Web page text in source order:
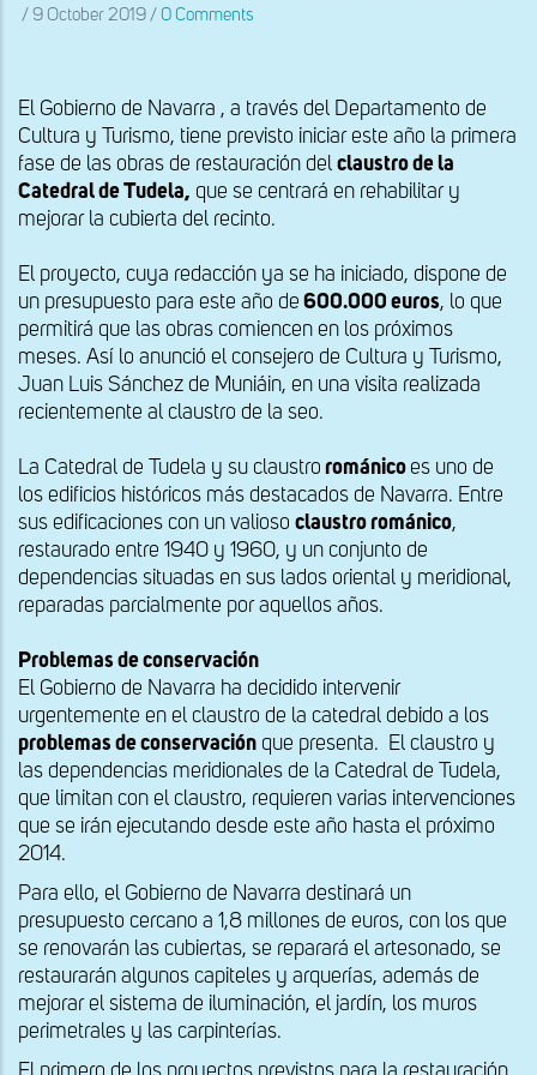
/ 9 October 2019 / 0 Comments
El Gobierno de Navarra , a través del Departamento de
Cultura y Turismo, tiene previsto iniciar este año la primera
fase de las obras de restauración del claustro de la
Catedral de Tudela, que se centrará en rehabilitar y
mejorar la cubierta del recinto.
El proyecto, cuya redacción ya se ha iniciado, dispone de
un presupuesto para este año de 600.000 euros, lo que
permitirá que las obras comiencen en los próximos
meses. Así lo anunció el consejero de Cultura y Turismo,
Juan Luis Sánchez de Muniáin, en una visita realizada
recientemente al claustro de la seo.
La Catedral de Tudela y su claustro románico es uno de
los edificios históricos más destacados de Navarra. Entre
sus edificaciones con un valioso claustro románico,
restaurado entre 1940 y 1960, y un conjunto de
dependencias situadas en sus lados oriental y meridional,
reparadas parcialmente por aquellos años.
Problemas de conservación
El Gobierno de Navarra ha decidido intervenir
urgentemente en el claustro de la catedral debido a los
problemas de conservación que presenta. El claustro y
las dependencias meridionales de la Catedral de Tudela,
que limitan con el claustro, requieren varias intervenciones
que se irán ejecutando desde este año hasta el próximo
2014.
Para ello, el Gobierno de Navarra destinará un
presupuesto cercano a 1,8 millones de euros, con los que
se renovarán las cubiertas, se reparará el artesonado, se
restaurarán algunos capiteles y arquerías, además de
mejorar el sistema de iluminación, el jardín, los muros
perimetrales y las carpinterías.